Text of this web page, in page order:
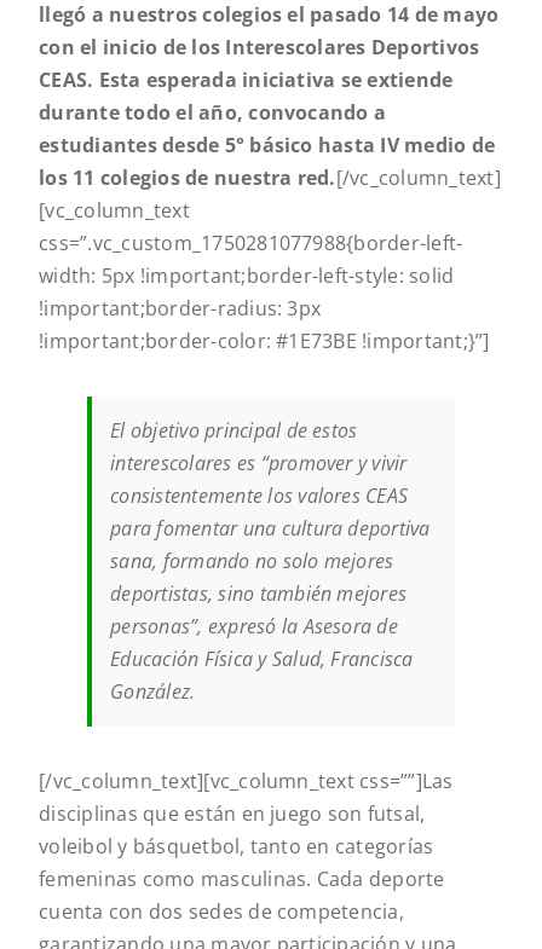
llegó a nuestros colegios el pasado 14 de mayo
con el inicio de los Interescolares Deportivos
CEAS. Esta esperada iniciativa se extiende
durante todo el año, convocando a
estudiantes desde 5° básico hasta IV medio de
los 11 colegios de nuestra red.[/vc_column_text]
[vc_column_text
css=”.vc_custom_1750281077988{border-left-
width: 5px !important;border-left-style: solid
!important;border-radius: 3px
!important;border-color: #1E73BE !important;}”]
El objetivo principal de estos
interescolares es “promover y vivir
consistentemente los valores CEAS
para fomentar una cultura deportiva
sana, formando no solo mejores
deportistas, sino también mejores
personas”, expresó la Asesora de
Educación Física y Salud, Francisca
González.
[/vc_column_text][vc_column_text css=””]Las
disciplinas que están en juego son futsal,
voleibol y básquetbol, tanto en categorías
femeninas como masculinas. Cada deporte
cuenta con dos sedes de competencia,